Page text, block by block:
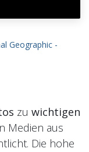
Geographic -
zu wichtigen
Medien aus
Die hohe